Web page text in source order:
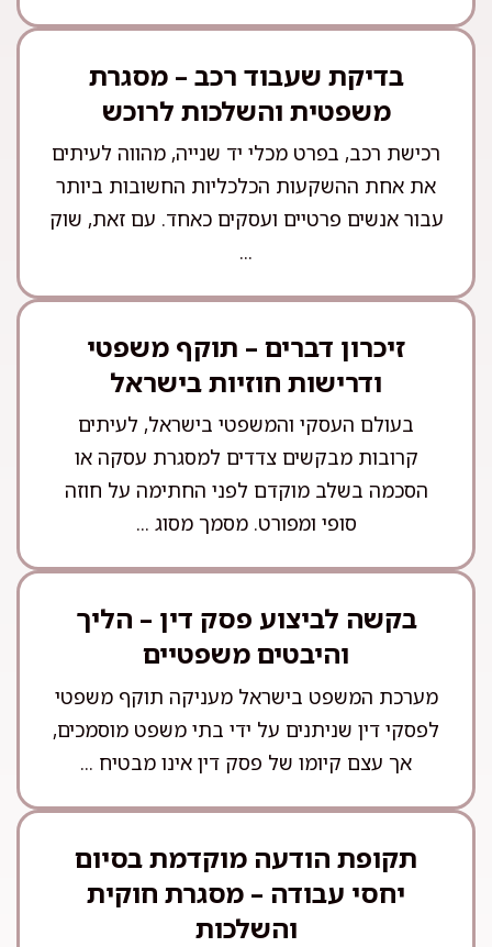
בדיקת שעבוד רכב – מסגרת
משפטית והשלכות לרוכש
רכישת רכב, בפרט מכלי יד שנייה, מהווה לעיתים
את אחת ההשקעות הכלכליות החשובות ביותר
עבור אנשים פרטיים ועסקים כאחד. עם זאת, שוק
...
זיכרון דברים – תוקף משפטי
ודרישות חוזיות בישראל
בעולם העסקי והמשפטי בישראל, לעיתים
קרובות מבקשים צדדים למסגרת עסקה או
הסכמה בשלב מוקדם לפני החתימה על חוזה
סופי ומפורט. מסמך מסוג ...
בקשה לביצוע פסק דין – הליך
והיבטים משפטיים
מערכת המשפט בישראל מעניקה תוקף משפטי
לפסקי דין שניתנים על ידי בתי משפט מוסמכים,
אך עצם קיומו של פסק דין אינו מבטיח ...
תקופת הודעה מוקדמת בסיום
יחסי עבודה – מסגרת חוקית
והשלכות